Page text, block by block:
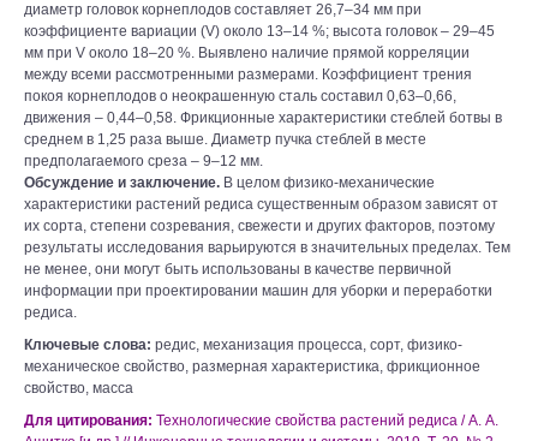
диаметр головок корнеплодов составляет 26,7–34 мм при
коэффициенте вариации (V) около 13–14 %; высота головок – 29–45
мм при V около 18–20 %. Выявлено наличие прямой корреляции
между всеми рассмотренными размерами. Коэффициент трения
покоя корнеплодов о неокрашенную сталь составил 0,63–0,66,
движения – 0,44–0,58. Фрикционные характеристики стеблей ботвы в
среднем в 1,25 раза выше. Диаметр пучка стеблей в месте
предполагаемого среза – 9–12 мм.
Обсуждение и заключение. В целом физико-механические
характеристики растений редиса существенным образом зависят от
их сорта, степени созревания, свежести и других факторов, поэтому
результаты исследования варьируются в значительных пределах. Тем
не менее, они могут быть использованы в качестве первичной
информации при проектировании машин для уборки и переработки
редиса.
Ключевые слова: редис, механизация процесса, сорт, физико-
механическое свойство, размерная характеристика, фрикционное
свойство, масса
Для цитирования: Технологические свойства растений редиса / А. А.